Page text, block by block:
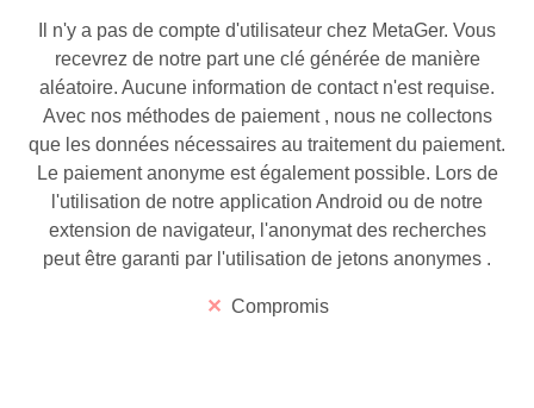
Il n'y a pas de compte d'utilisateur chez MetaGer. Vous
recevrez de notre part une clé générée de manière
aléatoire. Aucune information de contact n'est requise.
Avec nos méthodes de paiement , nous ne collectons
que les données nécessaires au traitement du paiement.
Le paiement anonyme est également possible. Lors de
l'utilisation de notre application Android ou de notre
extension de navigateur, l'anonymat des recherches
peut être garanti par l'utilisation de jetons anonymes .
Compromis